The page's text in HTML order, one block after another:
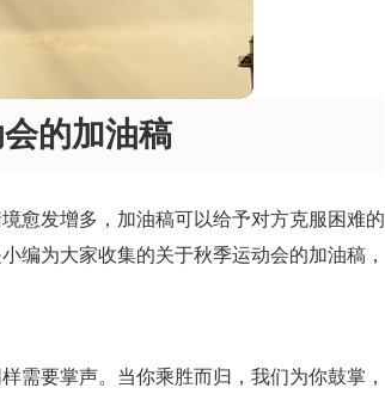
的加油稿
愈发增多，加油稿可以给予对方克服困难的
编为大家收集的关于秋季运动会的加油稿，
需要掌声。当你乘胜而归，我们为你鼓掌，